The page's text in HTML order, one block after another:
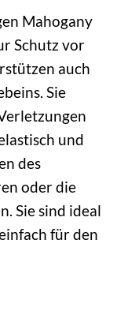
Mahogany
Schutz vor
auch
Sie
und
des
oder die
Sie sind ideal
für den